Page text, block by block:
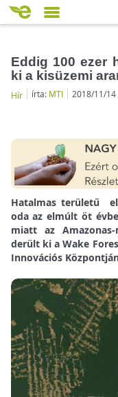
Eddig 100 ezer
ki a kisüzemi
Hír írta: MTI 2018/11/14
Hatalmas területű
oda az elmúlt öt
miatt az
derült ki a Wake
Innovációs